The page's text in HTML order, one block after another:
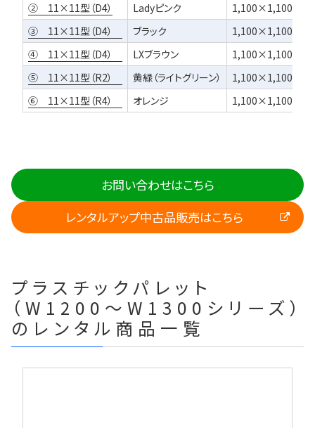
② 11×11型（D4）
Ladyピンク
③ 11×11型（D4）
ブラック
④ 11×11型（D4）
LXブラウン
⑤ 11×11型（R2）
黄緑（ライトグリーン）
⑥ 11×11型（R4）
オレンジ
お問い合わせはこちら
レンタルアップ中古品販売はこちら
プラスチックパレット
（W1200～W1300シリーズ）
のレンタル商品一覧